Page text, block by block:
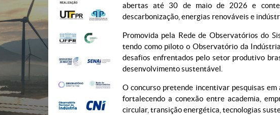
abertas até 30 de maio de 2026 e
descarbonização, energias renováveis e
Promovida pela Rede de Observatórios do
tendo como piloto o Observatório da
desafios enfrentados pelo setor produtivo
desenvolvimento sustentável.
O concurso pretende incentivar pesquisas
fortalecendo a conexão entre academia,
circular, transição energética, tecnologias